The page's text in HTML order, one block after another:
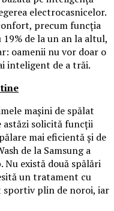
electrocasnicelor.
precum funcția
19% de la un an la altul,
oamenii nu vor doar o
inteligent de a trăi.
mașini de spălat
astăzi solicită funcții
mai eficientă și de
de la Samsung a
există două spălări
un tratament cu
plin de noroi, iar